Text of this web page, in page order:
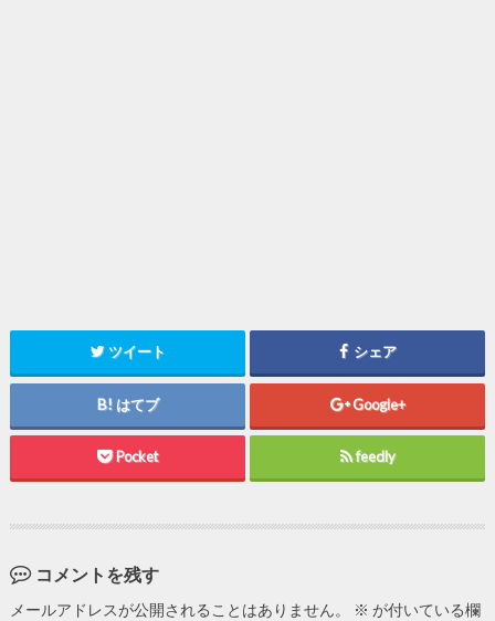
ツイート シェア
はてブ Google+
Pocket feedly
コメントを残す
メールアドレスが公開されることはありません。 ※ が付いている欄